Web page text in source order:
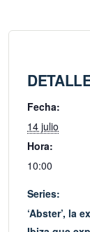
Fecha:
14 julio
Hora:
10:00
Series:
‘Abster’, la